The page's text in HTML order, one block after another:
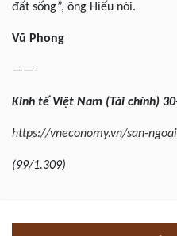
đất sống”, ông Hiếu nói.
Vũ Phong
——-
Kinh tế Việt Nam (Tài chính)
https://vneconomy.vn/san-
(99/1.309)